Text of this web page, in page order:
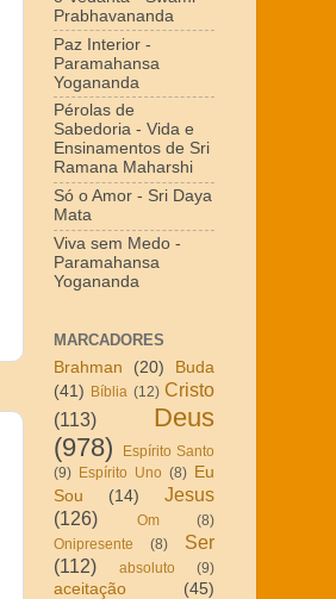
Prabhavananda
Paz Interior -
Paramahansa
Yogananda
Pérolas de
Sabedoria - Vida e
Ensinamentos de Sri
Ramana Maharshi
Só o Amor - Sri Daya
Mata
Viva sem Medo -
Paramahansa
Yogananda
MARCADORES
Brahman
(20)
Buda
(41) Bíblia (12) Cristo
(113)
Deus
(978)
Espírito Santo
(9) Espírito Uno (8) Eu
Sou
(14)
Jesus
(126)
Om
(8)
Onipresente
(8)
Ser
(112)
absoluto (9)
aceitação
(45)